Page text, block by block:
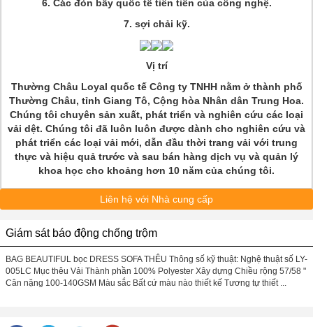
6. Các đòn bẩy quốc tế tiên tiến của công nghệ.
7. sợi chải kỹ.
Vị trí
Thường Châu Loyal quốc tế Công ty TNHH nằm ở thành phố
Thường Châu, tỉnh Giang Tô, Cộng hòa Nhân dân Trung Hoa.
Chúng tôi chuyên sản xuất, phát triển và nghiên cứu các loại
vải dệt. Chúng tôi đã luôn luôn được dành cho nghiên cứu và
phát triển các loại vải mới, dẫn đầu thời trang vải với trung
thực và hiệu quả trước và sau bán hàng dịch vụ và quản lý
khoa học cho khoảng hơn 10 năm của chúng tôi.
Liên hệ với Nhà cung cấp
Giám sát báo động chống trộm
BAG BEAUTIFUL bọc DRESS SOFA THÊU Thông số kỹ thuật: Nghệ thuật số LY-
005LC Mục thêu Vải Thành phần 100% Polyester Xây dựng Chiều rộng 57/58 "
Cân nặng 100-140GSM Màu sắc Bất cứ màu nào thiết kế Tương tự thiết ...